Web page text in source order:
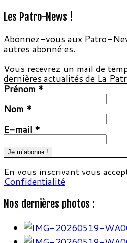
Les Patro-News !
Abonnez-vous aux Patro-
autres abonné·es.
Vous recevrez un mail de
dernières actualités de La
Prénom *
Nom *
E-mail *
En vous inscrivant vous
Confidentialité
Nos dernières photos :